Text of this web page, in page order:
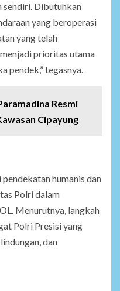
sendiri. Dibutuhkan
yang beroperasi
yang telah
prioritas utama
pendek,” tegasnya.
Resmi
Cipayung
humanis dan
Polri dalam
Menurutnya, langkah
Polri Presisi yang
dan